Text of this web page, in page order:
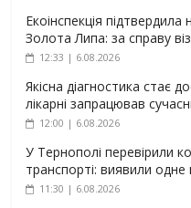
Екоінспекція підтвердила
Золота Липа: за справу
12:33 | 6.08.2026
Якісна діагностика стає
лікарні запрацював
12:00 | 6.08.2026
У Тернополі перевірили
транспорті: виявили
11:30 | 6.08.2026